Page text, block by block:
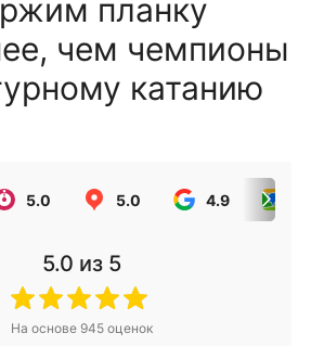
планку
чем чемпионы
катанию
5.0 5.0 4.9
5.0 из 5
На основе 945оценок